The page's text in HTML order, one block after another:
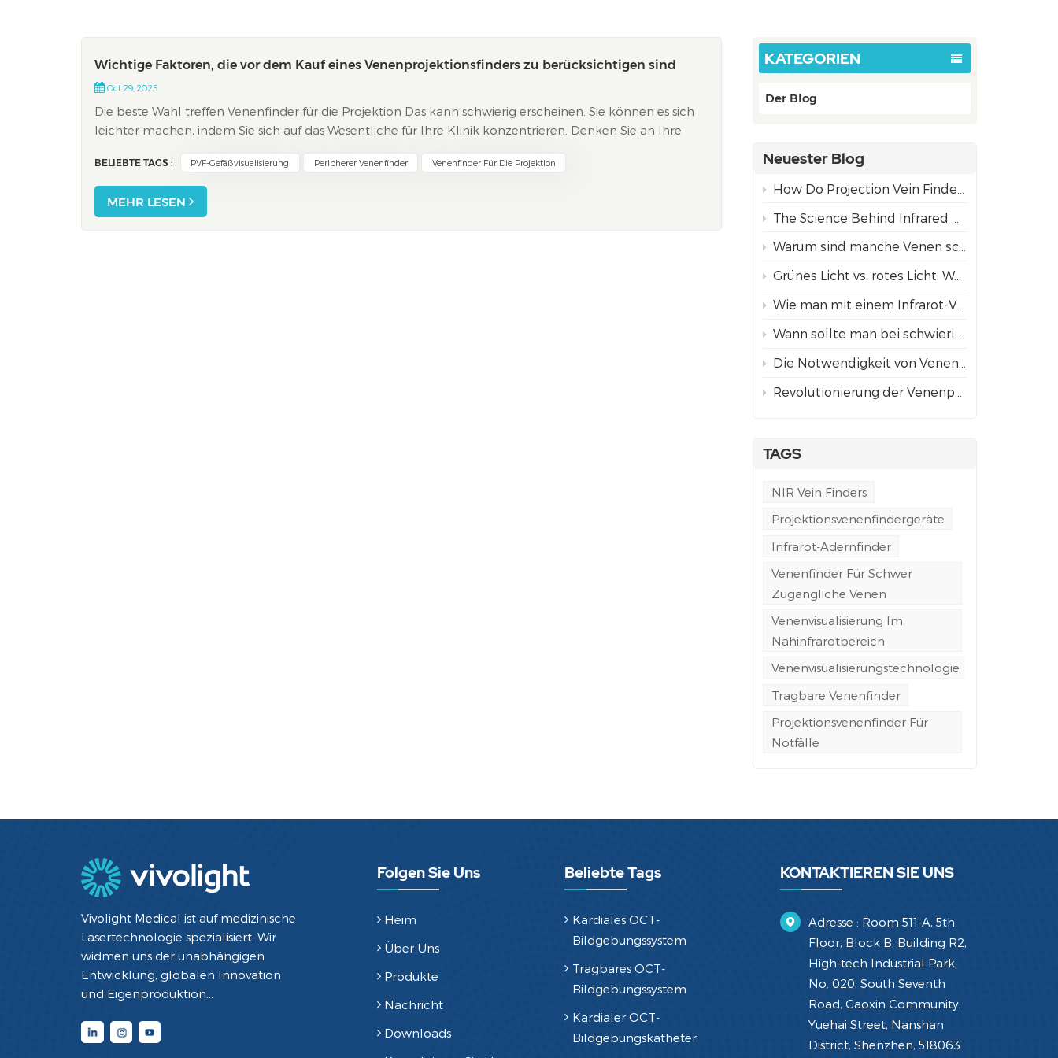
KATEGORIEN
Der Blog
Neuester Blog
How Do Projection Vein Finders Work? The Science Behind NIR Technology
The Science Behind Infrared Vein Visualization Technology
Warum sind manche Venen schwer zu finden?
Grünes Licht vs. rotes Licht: Welcher Projektionsmodus zur Venenfindung eignet sich am besten für unterschiedliche Hauttöne?
Wie man mit einem Infrarot-Venenfinder Venen für ein sicheres Einführen von Nadeln findet
Wann sollte man bei schwierigem Venenzugang einen Venenfinder mit Projektion anstelle einer ultraschallgestützten Punktion verwenden?
Die Notwendigkeit von Venenfindern in der Notfall- und Rettungswagenversorgung
Revolutionierung der Venenpunktion: Ausführliche Analyse und Auswahlhilfe für den neuen Vivolight V900P Venenfinder
TAGS
NIR Vein Finders
Projektionsvenenfindergeräte
Infrarot-Adernfinder
Venenfinder Für Schwer
Zugängliche Venen
Venenvisualisierung Im
Nahinfrarotbereich
Venenvisualisierungstechnologie
Tragbare Venenfinder
Projektionsvenenfinder Für
Notfälle
Wichtige Faktoren, die vor dem Kauf eines Venenprojektionsfinders zu berücksichtigen sind
Oct 29, 2025
Die beste Wahl treffen Venenfinder für die Projektion Das kann schwierig erscheinen. Sie können es sich
leichter machen, indem Sie sich auf das Wesentliche für Ihre Klinik konzentrieren. Denken Sie an Ihre
BELIEBTE TAGS : PVF-Gefäßvisualisierung Peripherer Venenfinder Venenfinder Für Die Projektion
MEHR LESEN
Vivolight Medical ist auf medizinische
Lasertechnologie spezialisiert. Wir
widmen uns der unabhängigen
Entwicklung, globalen Innovation
und Eigenproduktion
Diagnose- und Therapiegeräte mit
Folgen Sie Uns
Heim
Über Uns
Produkte
Nachricht
Downloads
Beliebte Tags
Kardiales OCT-
Bildgebungssystem
Tragbares OCT-
Bildgebungssystem
Kardialer OCT-
Bildgebungskatheter
KONTAKTIEREN SIE UNS
Adresse : Room 511-A, 5th
Floor, Block B, Building R2,
High-tech Industrial Park,
No. 020, South Seventh
Road, Gaoxin Community,
Yuehai Street, Nanshan
District, Shenzhen, 518063